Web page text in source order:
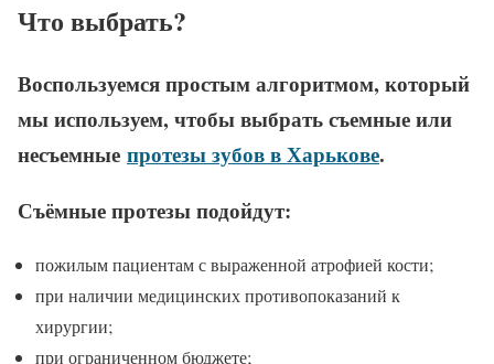
Что выбрать?
Воспользуемся простым алгоритмом, который
мы используем, чтобы выбрать съемные или
несъемные протезы зубов в Харькове.
Съёмные протезы подойдут:
пожилым пациентам с выраженной атрофией кости;
при наличии медицинских противопоказаний к
хирургии;
при ограниченном бюджете;